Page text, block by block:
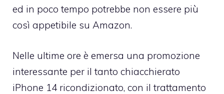
ed in poco tempo potrebbe non essere più
così appetibile su Amazon.
Nelle ultime ore è emersa una promozione
interessante per il tanto chiacchierato
iPhone 14 ricondizionato, con il trattamento